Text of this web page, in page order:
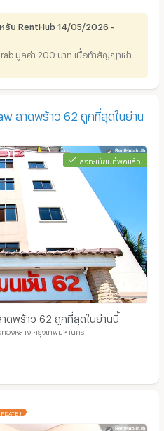
รับ RentHub 14/05/2026 -
มูลค่า 200 บาท เมื่อทำสัญญาเช่า
ลาดพร้าว 62 ถูกที่สุดในย่าน
ลงทะเบียนที่พักแล้ว
าดพร้าว 62 ถูกที่สุดในย่านนี้
องหลาง กรุงเทพมหานคร
!